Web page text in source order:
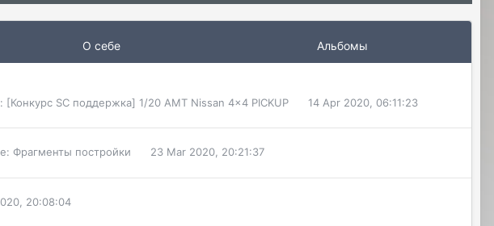
О себе Альбомы
[Конкурс SC поддержка] 1/20 AMT Nissan 4x4 PICKUP 14 Apr 2020, 06:11:23
Фрагменты постройки 23 Mar 2020, 20:21:37
20:08:04